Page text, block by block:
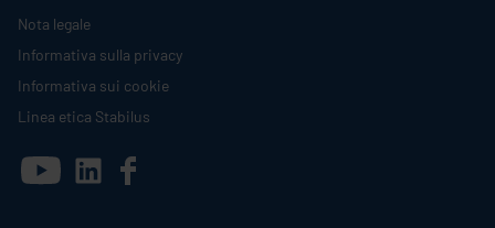
Nota legale
Informativa sulla privacy
Informativa sui cookie
Linea etica Stabilus